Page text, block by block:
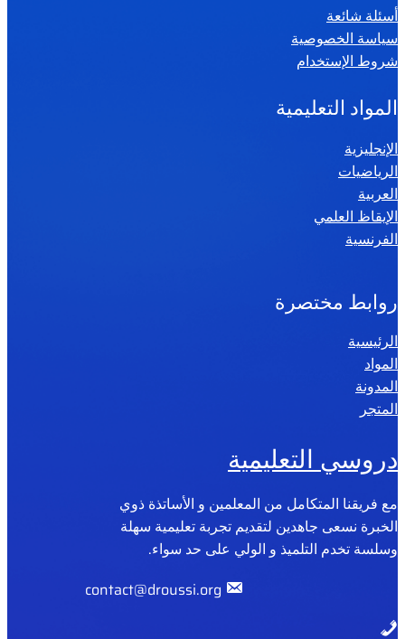
أسئلة شائعة
سياسة الخصوصية
شروط الإستخدام
المواد التعليمية
الإنجليزية
الرياضيات
العربية
الإيقاظ العلمي
الفرنسية
روابط مختصرة
الرئيسية
المواد
المدونة
المتجر
دروسي التعليمية
مع فريقنا المتكامل من المعلمين و الأساتذة ذوي
الخبرة نسعى جاهدين لتقديم تجربة تعليمية سهلة
وسلسة تخدم التلميذ و الولي على حد سواء.